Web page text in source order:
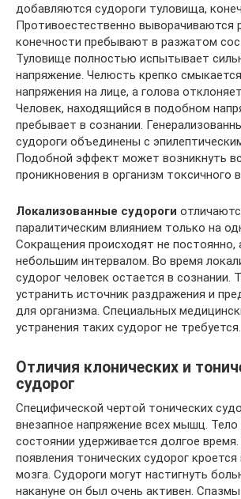
добавляются судороги туловища,
Противоестественно выворачиваются
конечности пребывают в разжатом
Туловище полностью испытывает
напряжение. Челюсть крепко
напряжения на лице, а голова
Человек, находящийся в подобном
пребывает в сознании.
судороги объединены с
Подобной эффект может возникнуть
проникновения в организм токсичного
Локализованные судороги
паралитическим влиянием только на
Сокращения происходят не постоянно,
небольшим интервалом. Во время
судорог человек остается в сознании.
устранить источник раздражения и
для организма. Специальных
устранения таких судорог не требуется.
Отличия клонических и
судорог
Специфической чертой тонических
внезапное напряжение всех мышц.
состоянии удерживается долгое
появления тонических судорог кроется
мозга. Судороги могут настигнуть
накануне он был очень активен.